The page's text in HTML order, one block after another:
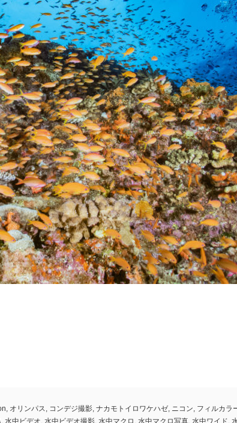
, オリンパス, コンデジ撮影, ナカモトイロワケハゼ, ニコン, フィルカラ